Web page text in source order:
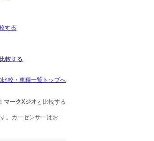
する
較する
比較・車種一覧トップへ
マークXジオ と比較する
。カーセンサーはお